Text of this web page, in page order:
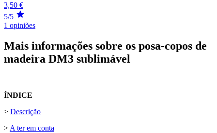
3,50 €
5/5
1 opiniões
Mais informações sobre os posa-copos de
madeira DM3 sublimável
ÍNDICE
> Descrição
>A ter em conta